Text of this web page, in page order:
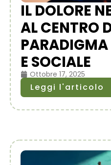
IL DOLORE
AL CENTRO
E SOCIALE
Ottobre 17, 2025
Leggi l'articolo